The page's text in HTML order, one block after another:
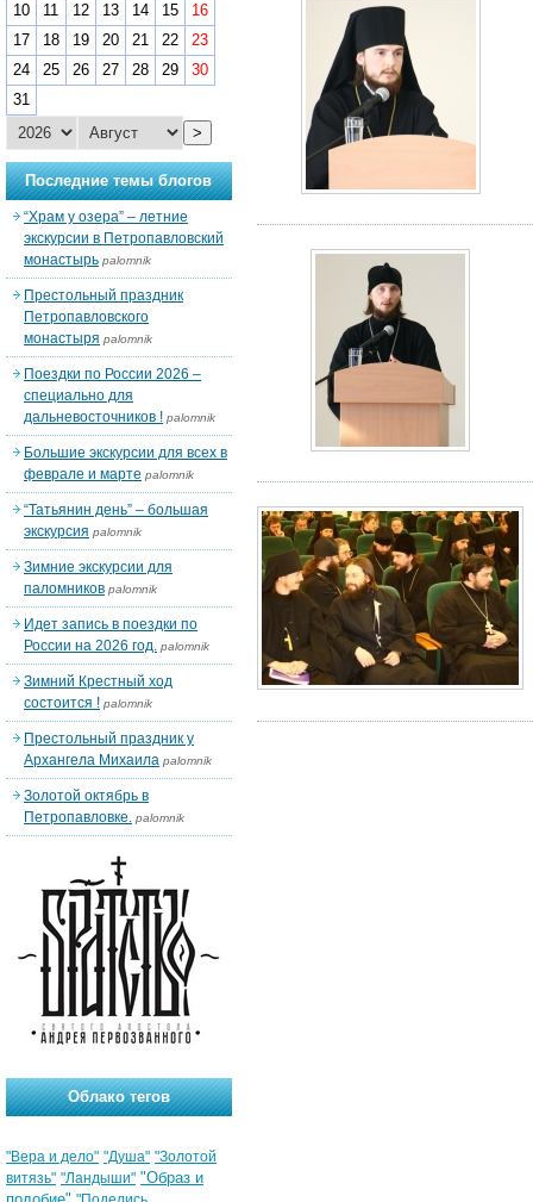
10
11 12 13 14 15
16
17
18 19 20 21 22
23
24
25 26 27 28 29
30
31
>
Последние темы блогов
“Храм у озера” – летние
экскурсии в Петропавловский
монастырь palomnik
Престольный праздник
Петропавловского
монастыря palomnik
Поездки по России 2026 –
специально для
дальневосточников ! palomnik
Большие экскурсии для всех в
феврале и марте palomnik
“Татьянин день” – большая
экскурсия palomnik
Зимние экскурсии для
паломников palomnik
Идет запись в поездки по
России на 2026 год. palomnik
Зимний Крестный ход
состоится ! palomnik
Престольный праздник у
Архангела Михаила palomnik
Золотой октябрь в
Петропавловке. palomnik
Облако тегов
"Вера и дело" "Душа" "Золотой
витязь" "Ландыши" "Образ и